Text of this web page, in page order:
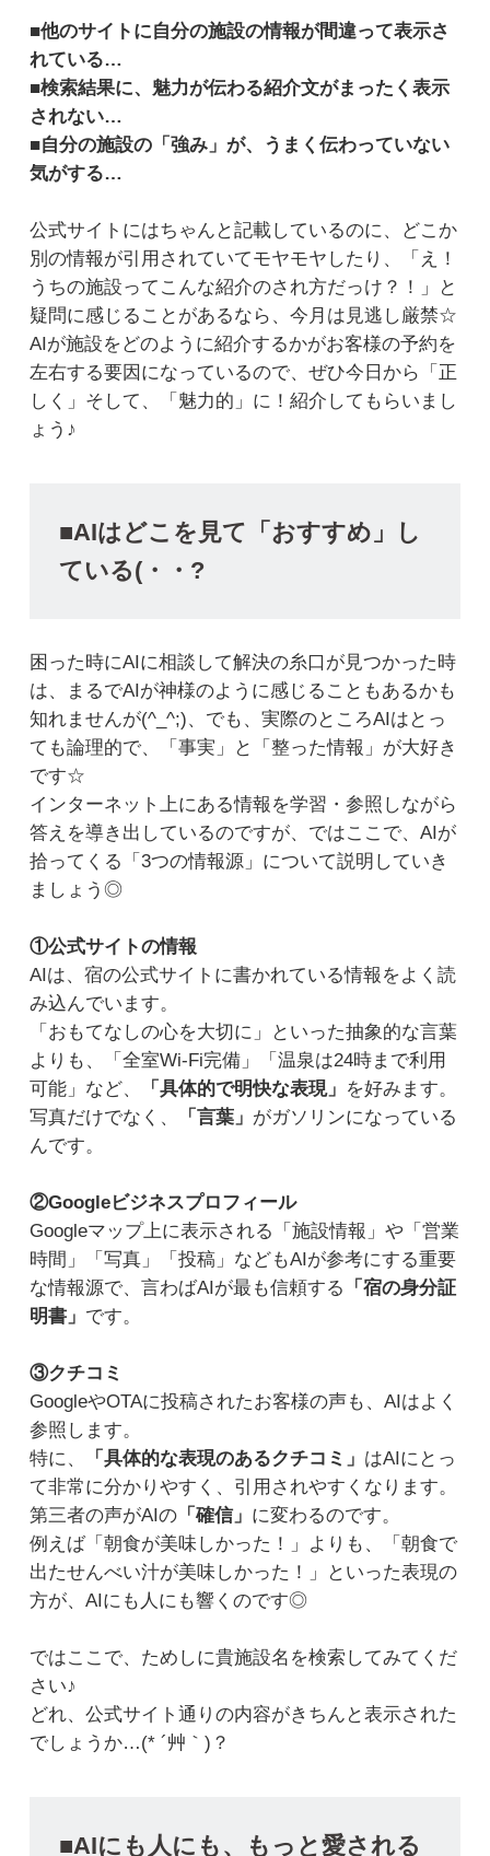
■他のサイトに自分の施設の情報が間違って表示さ
れている…
■検索結果に、魅力が伝わる紹介文がまったく表示
されない…
■自分の施設の「強み」が、うまく伝わっていない
気がする…
公式サイトにはちゃんと記載しているのに、どこか
別の情報が引用されていてモヤモヤしたり、「え！
うちの施設ってこんな紹介のされ方だっけ？！」と
疑問に感じることがあるなら、今月は見逃し厳禁☆
AIが施設をどのように紹介するかがお客様の予約を
左右する要因になっているので、ぜひ今日から「正
しく」そして、「魅力的」に！紹介してもらいまし
ょう♪
■AIはどこを見て「おすすめ」し
ている(・・?
困った時にAIに相談して解決の糸口が見つかった時
は、まるでAIが神様のように感じることもあるかも
知れませんが(^_^;)、でも、実際のところAIはとっ
ても論理的で、「事実」と「整った情報」が大好き
です☆
インターネット上にある情報を学習・参照しながら
答えを導き出しているのですが、ではここで、AIが
拾ってくる「3つの情報源」について説明していき
ましょう◎
①公式サイトの情報
AIは、宿の公式サイトに書かれている情報をよく読
み込んでいます。
「おもてなしの心を大切に」といった抽象的な言葉
よりも、「全室Wi-Fi完備」「温泉は24時まで利用
可能」など、
「具体的で明快な表現」 を好みます。
写真だけでなく、
「言葉」 がガソリンになっている
んです。
②Googleビジネスプロフィール
Googleマップ上に表示される「施設情報」や「営業
時間」「写真」「投稿」などもAIが参考にする重要
な情報源で、言わばAIが最も信頼する 「宿の身分証
明書」 です。
③クチコミ
GoogleやOTAに投稿されたお客様の声も、AIはよく
参照します。
特に、
「具体的な表現のあるクチコミ」 はAIにとっ
て非常に分かりやすく、引用されやすくなります。
第三者の声がAIの「確信」 に変わるのです。
例えば「朝食が美味しかった！」よりも、「朝食で
出たせんべい汁が美味しかった！」といった表現の
方が、AIにも人にも響くのです◎
ではここで、ためしに貴施設名を検索してみてくだ
さい♪
どれ、公式サイト通りの内容がきちんと表示された
でしょうか…(* ´艸｀)？
■AIにも人にも、もっと愛される